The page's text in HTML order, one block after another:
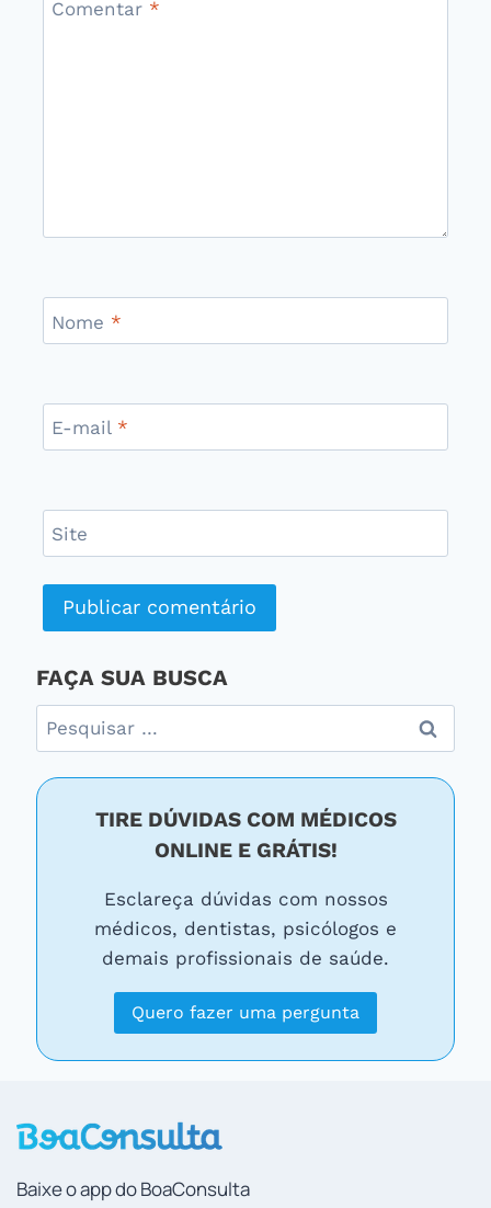
Comentar *
Nome *
E-mail *
Site
FAÇA SUA BUSCA
Pesquisar
por:
TIRE DÚVIDAS COM MÉDICOS
ONLINE E GRÁTIS!
Esclareça dúvidas com nossos
médicos, dentistas, psicólogos e
demais profissionais de saúde.
Quero fazer uma pergunta
Baixe o app do BoaConsulta